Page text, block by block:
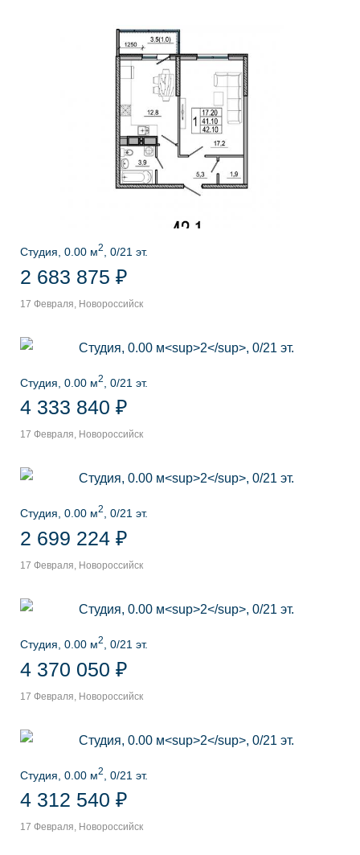
Студия, 0.00 м2 , 0/21 эт.
2 683 875 ₽
17 Февраля, Новороссийск
Студия, 0.00 м2 , 0/21 эт.
4 333 840 ₽
17 Февраля, Новороссийск
Студия, 0.00 м2 , 0/21 эт.
2 699 224 ₽
17 Февраля, Новороссийск
Студия, 0.00 м2 , 0/21 эт.
4 370 050 ₽
17 Февраля, Новороссийск
Студия, 0.00 м2 , 0/21 эт.
4 312 540 ₽
17 Февраля, Новороссийск